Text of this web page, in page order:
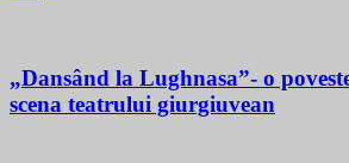
„Dansând la Lughnasa”- o
scena teatrului giurgiuvean